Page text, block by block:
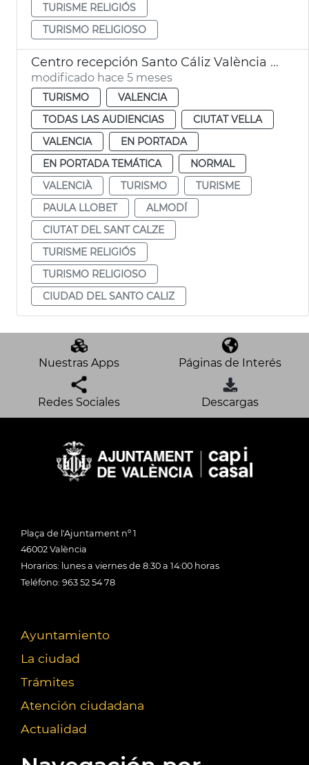
TURISME RELIGIÓS
TURISMO RELIGIOSO
Centro recepción Santo Cáliz València supera expectativas visitantes
modificado hace 5 meses
TURISMO
VALENCIA
TODAS LAS AUDIENCIAS
CIUTAT VELLA
VALENCIA
EN PORTADA
EN PORTADA TEMÁTICA
NORMAL
VALENCIÀ
TURISMO
TURISME
PAULA LLOBET
ALMODÍ
CIUTAT DEL SANT CALZE
TURISME RELIGIÓS
TURISMO RELIGIOSO
CIUDAD DEL SANTO CALIZ
Nuestras Apps Páginas de Interés
Redes Sociales Descargas
Plaça de l'Ajuntament nº 1
46002 València
Horarios: lunes a viernes de 8:30 a 14:00 horas
Teléfono: 963 52 54 78
Ayuntamiento
La ciudad
Trámites
Atención ciudadana
Actualidad